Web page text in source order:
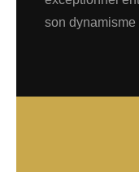
son dynamisme